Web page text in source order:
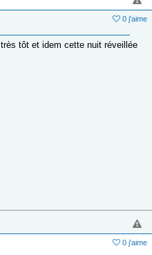
0 j'aime
tôt et idem cette nuit réveillée
0 j'aime